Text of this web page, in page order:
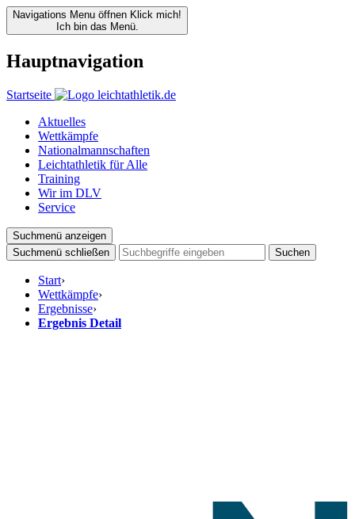
Navigations Menu öffnen Klick mich!
Ich bin das Menü.
Hauptnavigation
Startseite
Aktuelles
Wettkämpfe
Nationalmannschaften
Leichtathletik für Alle
Training
Wir im DLV
Service
Suchmenü anzeigen
Suchmenü schließen
Suchen
Start›
Wettkämpfe›
Ergebnisse›
Ergebnis Detail